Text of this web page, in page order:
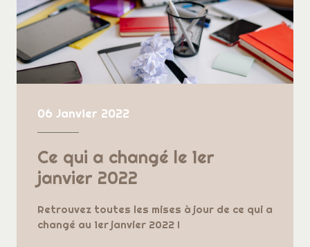
06 Janvier 2022
Ce qui a changé le 1er
janvier 2022
Retrouvez toutes les mises à jour de ce qui a
changé au 1er janvier 2022 !